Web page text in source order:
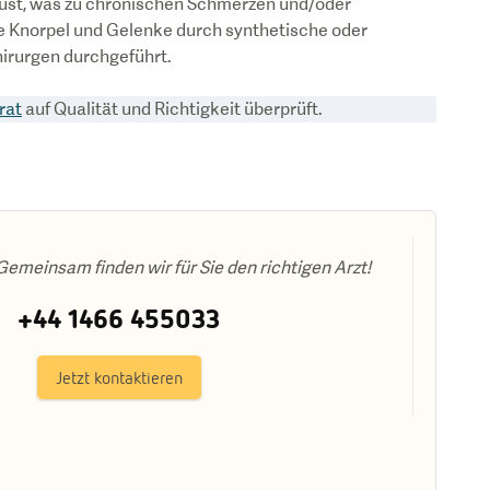
und Gelenke durch synthetische oder
durchgeführt.
auf Qualität und Richtigkeit überprüft.
finden wir für Sie den richtigen Arzt!
+44 1466 455033
Jetzt kontaktieren